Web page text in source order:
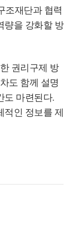
조재단과 협력
량을 강화할 방
권리구제 방
도 함께 설명
도 마련된다.
인 정보를 제